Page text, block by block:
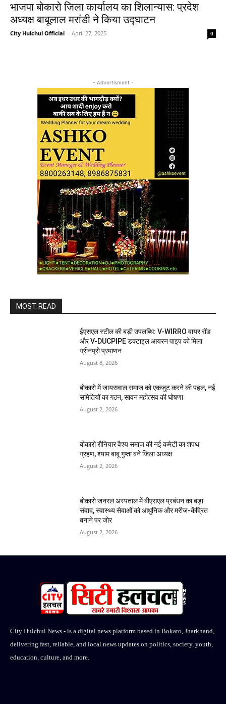
भाजपा बोकारो जिला कार्यालय का शिलान्यास: प्रदेश
अध्यक्ष बाबूलाल मरांडी ने किया उद्घाटन
City Hulchul Official - April 27, 2025 0
- Advertisment -
MOST READ
ईएसएल स्टील की बड़ी उपलब्धि: V-WIRRO वायर रॉड
और V-DUCPIPE डक्टाइल आयरन पाइप को मिला
ग्रीनप्रो प्रमाणन
August 8, 2026
बोकारो में जायसवाल समाज को एकजुट करने की पहल, नई
समितियों का गठन, सावन महोत्सव की घोषणा
August 2, 2026
बोकारो रौनियार वैश्य समाज की नई कमेटी का शपथ
ग्रहण, श्याम बाबू गुप्ता बने जिला अध्यक्ष
August 2, 2026
बोकारो जनरल अस्पताल में बीएसएल प्रबंधन का बड़ा
संवाद, स्वास्थ्य सेवाओं को आधुनिक और मरीज-केंद्रित
बनाने पर जोर
August 2, 2026
City Hulchul News - is a digital news platform based in Bokaro, Jharkhand,
delivering fast, reliable, and local news updates on politics, society, youth,
education, culture, and more.